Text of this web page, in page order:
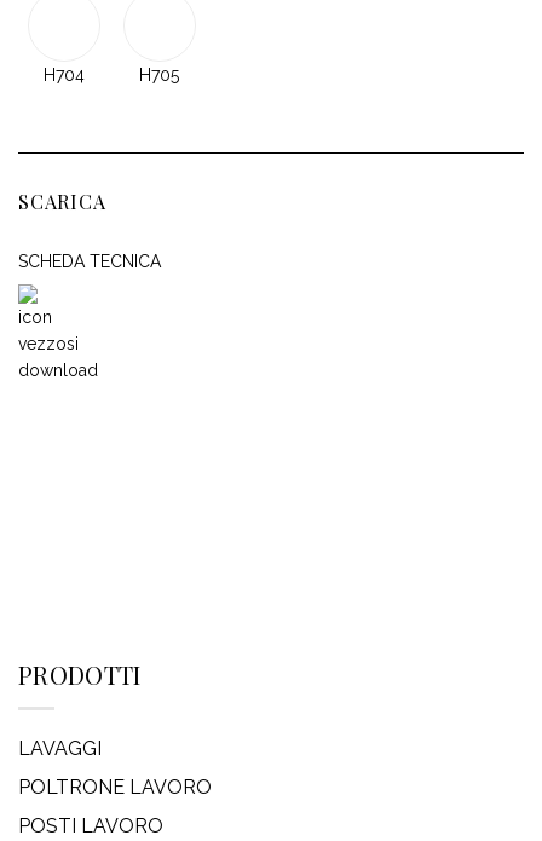
H704 H705
SCARICA
SCHEDA TECNICA
PRODOTTI
LAVAGGI
POLTRONE LAVORO
POSTI LAVORO